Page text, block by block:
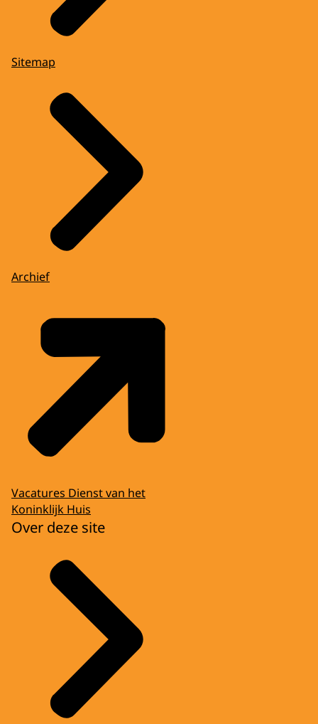
Sitemap
Archief
Vacatures Dienst van het
Koninklijk Huis
Over deze site